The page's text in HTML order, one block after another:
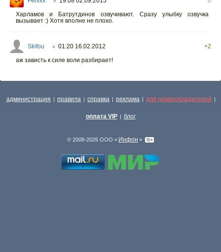
Харламов и Батрутдинов озвучивают. Сразу улыбку озвучка
вызывает :) Хотя вполне не плохо.
Skifou ○ 01:20 16.02.2012
+2
аж зависть к силе воли разбирает!
администрация | правила | справка | реклама | для правообладателей |
оплата VIP | блог
© 2008-2026 ООО « Инфон »